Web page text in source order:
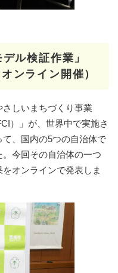
ル検証作業」
ンライン開催）
しいまちづくり事業
）」が、世界中で実施さ
、国内の5つの自治体で
今回その自治体の一つ
オンラインで発表しま